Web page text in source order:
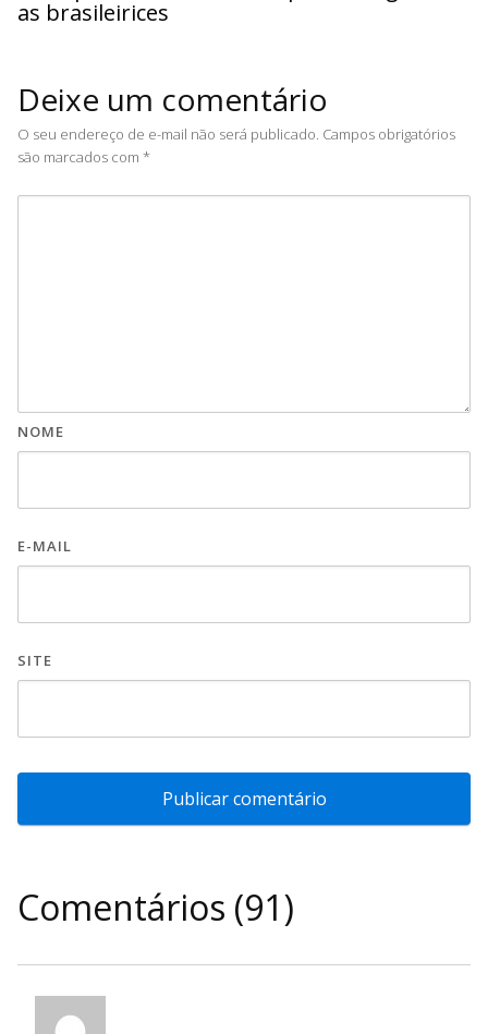
as brasileirices
Deixe um comentário
O seu endereço de e-mail não será publicado. Campos obrigatórios
são marcados com *
NOME
E-MAIL
SITE
Comentários (91)